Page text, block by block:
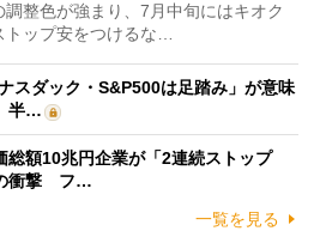
整色が強まり、7月中旬にはキオク
ップ安をつけるな…
スダック・S&P500は足踏み」が意味
半…
総額10兆円企業が「2連続ストップ
衝撃 フ…
一覧を見る